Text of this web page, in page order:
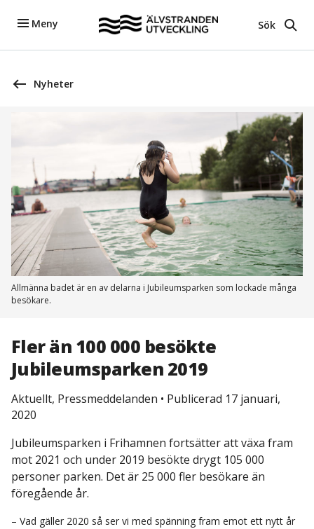
Meny Sök
Nyheter
Allmänna badet är en av delarna i Jubileumsparken som lockade många
besökare.
Fler än 100 000 besökte
Jubileumsparken 2019
Aktuellt, Pressmeddelanden • Publicerad 17 januari,
2020
Jubileumsparken i Frihamnen fortsätter att växa fram
mot 2021 och under 2019 besökte drygt 105 000
personer parken. Det är 25 000 fler besökare än
föregående år.
– Vad gäller 2020 så ser vi med spänning fram emot ett nytt år